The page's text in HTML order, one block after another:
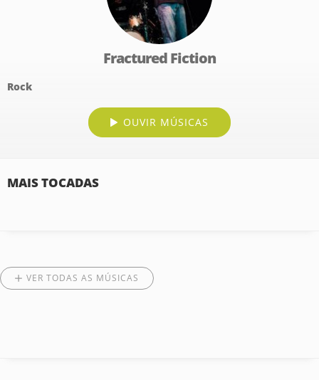
Fractured Fiction
Rock
OUVIR MÚSICAS
MAIS TOCADAS
VER TODAS AS MÚSICAS